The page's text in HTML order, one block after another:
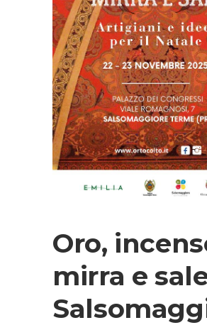
Oro,
mirra e